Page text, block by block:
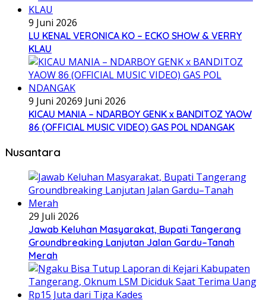
9 Juni 2026
LU KENAL VERONICA KO – ECKO SHOW & VERRY
KLAU
9 Juni 20269 Juni 2026
KICAU MANIA – NDARBOY GENK x BANDITOZ YAOW
86 (OFFICIAL MUSIC VIDEO) GAS POL NDANGAK
Nusantara
29 Juli 2026
Jawab Keluhan Masyarakat, Bupati Tangerang
Groundbreaking Lanjutan Jalan Gardu–Tanah
Merah